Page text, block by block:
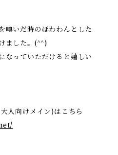
嗅いだ時のほわわんとした
ました。(^^)
なっていただけると嬉しい
人向けメイン)はこちら